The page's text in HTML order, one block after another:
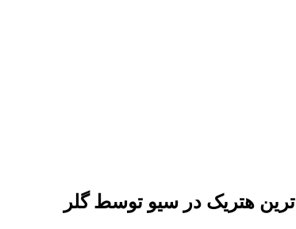
هتریک در سیو توسط گلر